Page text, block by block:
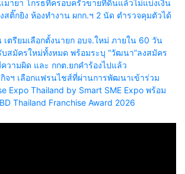
ายา โกรธที่ครอบครัวขายที่ดินแล้วไม่แบ่งเงิน
สติ๊กยิง ห้องทำงาน ผกก.ฯ 2 นัด ตำรวจคุมตัวได้
ตรียมเลือกตั้งนายก อบจ.ใหม่ ภายใน 60 วัน
บสมัครใหม่ทั้งหมด พร้อมระบุ “วัฒนา”ลงสมัคร
ความผิด และ กกต.ยกคำร้องไปแล้ว
จฯ เลือกแฟรนไชส์ที่ผ่านการพัฒนาเข้าร่วม
Expo Thailand by Smart SME Expo พร้อม
Thailand Franchise Award 2026